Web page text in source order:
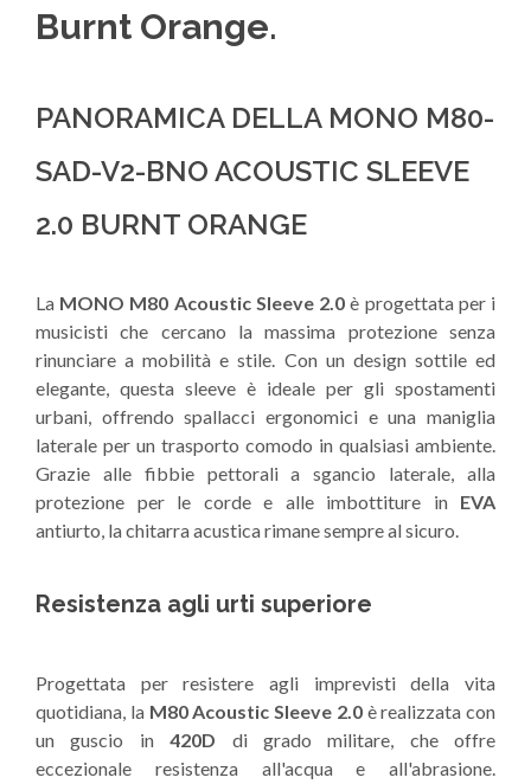
Burnt Orange.
PANORAMICA DELLA MONO M80-
SAD-V2-BNO ACOUSTIC SLEEVE
2.0 BURNT ORANGE
La MONO M80 Acoustic Sleeve 2.0 è progettata per i
musicisti che cercano la massima protezione senza
rinunciare a mobilità e stile. Con un design sottile ed
elegante, questa sleeve è ideale per gli spostamenti
urbani, offrendo spallacci ergonomici e una maniglia
laterale per un trasporto comodo in qualsiasi ambiente.
Grazie alle fibbie pettorali a sgancio laterale, alla
protezione per le corde e alle imbottiture in EVA
antiurto, la chitarra acustica rimane sempre al sicuro.
Resistenza agli urti superiore
Progettata per resistere agli imprevisti della vita
quotidiana, la M80 Acoustic Sleeve 2.0è realizzata con
un guscio in420D di grado militare, che offre
eccezionale resistenza all'acqua e all'abrasione.